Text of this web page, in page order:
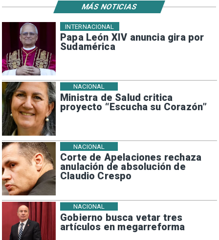
Papa León XIV anuncia gira por
Sudamérica
INTERNACIONAL
Ministra de Salud critica
proyecto “Escucha su Corazón”
NACIONAL
Corte de Apelaciones rechaza
anulación de absolución de
Claudio Crespo
NACIONAL
Gobierno busca vetar tres
artículos en megarreforma
NACIONAL
MÁS NOTICIAS